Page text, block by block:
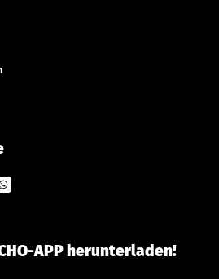
APP herunterladen!